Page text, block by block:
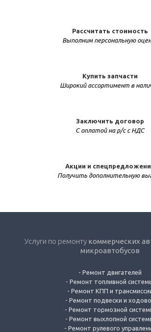
Рассчитать стоимость
Выполним персональную
Купить запчасти
Широкий ассортимент в
Заключить договор
С оплатой на р/с с НДС
Акции и
Получить дополнительную
Услуги по ремонту коммерческих
микроавтобусов
- Ремонт двигателей
- Ремонт топливной
- Ремонт КПП и
- Ремонт подвески и
- Ремонт тормозной
- Ремонт выхлопной
- Ремонт рулевого